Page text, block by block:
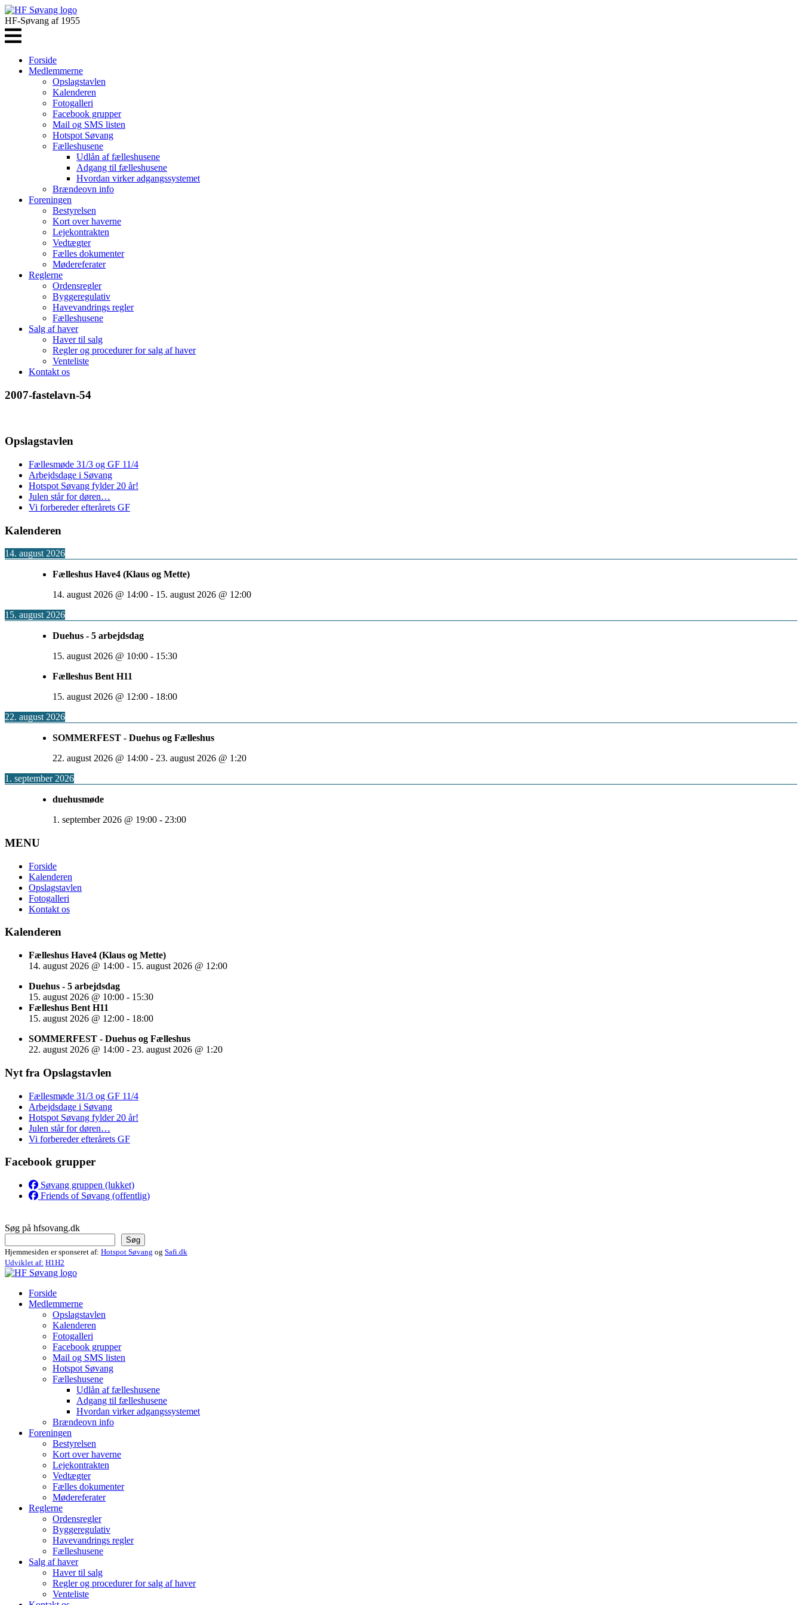
HF-Søvang af 1955
Forside
Medlemmerne
Opslagstavlen
Kalenderen
Fotogalleri
Facebook grupper
Mail og SMS listen
Hotspot Søvang
Fælleshusene
Udlån af fælleshusene
Adgang til fælleshusene
Hvordan virker adgangssystemet
Brændeovn info
Foreningen
Bestyrelsen
Kort over haverne
Lejekontrakten
Vedtægter
Fælles dokumenter
Mødereferater
Reglerne
Ordensregler
Byggeregulativ
Havevandrings regler
Fælleshusene
Salg af haver
Haver til salg
Regler og procedurer for salg af haver
Venteliste
Kontakt os
2007-fastelavn-54
Opslagstavlen
Fællesmøde 31/3 og GF 11/4
Arbejdsdage i Søvang
Hotspot Søvang fylder 20 år!
Julen står for døren…
Vi forbereder efterårets GF
Kalenderen
14. august 2026
Fælleshus Have4 (Klaus og Mette)
14. august 2026 @ 14:00 - 15. august 2026 @ 12:00
15. august 2026
Duehus - 5 arbejdsdag
15. august 2026 @ 10:00 - 15:30
Fælleshus Bent H11
15. august 2026 @ 12:00 - 18:00
22. august 2026
SOMMERFEST - Duehus og Fælleshus
22. august 2026 @ 14:00 - 23. august 2026 @ 1:20
1. september 2026
duehusmøde
1. september 2026 @ 19:00 - 23:00
MENU
Forside
Kalenderen
Opslagstavlen
Fotogalleri
Kontakt os
Kalenderen
Fælleshus Have4 (Klaus og Mette)
14. august 2026 @ 14:00 - 15. august 2026 @ 12:00
Duehus - 5 arbejdsdag
15. august 2026 @ 10:00 - 15:30
Fælleshus Bent H11
15. august 2026 @ 12:00 - 18:00
SOMMERFEST - Duehus og Fælleshus
22. august 2026 @ 14:00 - 23. august 2026 @ 1:20
Nyt fra Opslagstavlen
Fællesmøde 31/3 og GF 11/4
Arbejdsdage i Søvang
Hotspot Søvang fylder 20 år!
Julen står for døren…
Vi forbereder efterårets GF
Facebook grupper
Søvang gruppen (lukket)
Friends of Søvang (offentlig)
Søg på hfsovang.dk
Søg
Hjemmesiden er sponseret af: Hotspot Søvang og Safi.dk
Udviklet af: H1H2
Forside
Medlemmerne
Opslagstavlen
Kalenderen
Fotogalleri
Facebook grupper
Mail og SMS listen
Hotspot Søvang
Fælleshusene
Udlån af fælleshusene
Adgang til fælleshusene
Hvordan virker adgangssystemet
Brændeovn info
Foreningen
Bestyrelsen
Kort over haverne
Lejekontrakten
Vedtægter
Fælles dokumenter
Mødereferater
Reglerne
Ordensregler
Byggeregulativ
Havevandrings regler
Fælleshusene
Salg af haver
Haver til salg
Regler og procedurer for salg af haver
Venteliste